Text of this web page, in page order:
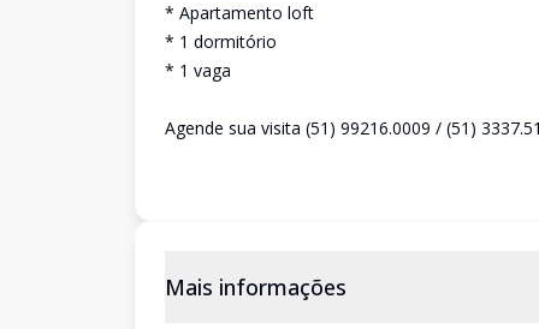
* Apartamento loft
* 1 dormitório
* 1 vaga
Agende sua visita (51) 99216.0009 / (51)
Mais informações